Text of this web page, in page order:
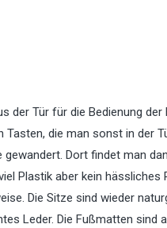
der Tür für die Bedienung
Tasten, die man sonst in der
gewandert. Dort findet man
Plastik aber kein hässliches
Die Sitze sind wieder
Leder. Die Fußmatten sind